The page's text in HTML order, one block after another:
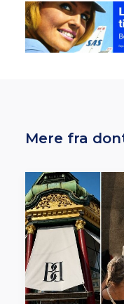
Mere fra